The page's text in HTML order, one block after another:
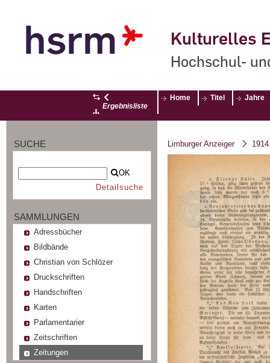
Kulturelles
Hochschul-
Ergebnisliste
Home Titel Jahre
SUCHE
OK
Detailsuche
SAMMLUNGEN
Adressbücher
Bildbände
Christian von Schlözer
Druckschriften
Handschriften
Karten
Parlamentarier
Zeitschriften
Zeitungen
Limburger Anzeiger 1914